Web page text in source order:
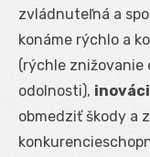
zvládnuteľná a
konáme rýchlo a
(rýchle znižovanie
odolnosti),
obmedziť škody a